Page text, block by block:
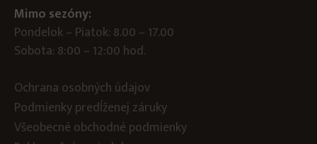
Mimo sezóny:
Pondelok – Piatok: 8.00 – 17.00
Sobota: 8:00 – 12:00 hod.
Ochrana osobných údajov
Podmienky predĺženej záruky
Všeobecné obchodné podmienky